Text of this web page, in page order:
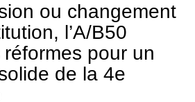
ou changement
l’A/B50
pour un
de la 4e